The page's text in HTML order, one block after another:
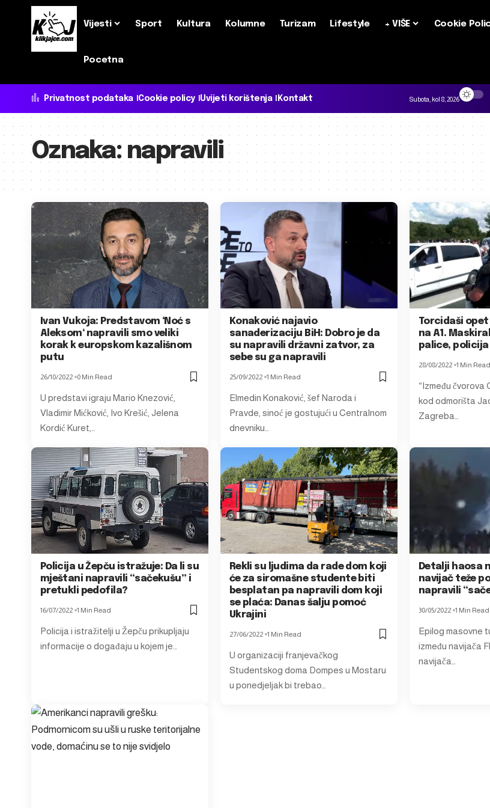
Vijesti Sport Kultura Kolumne Turizam Lifestyle + VIŠE Cookie
Pocetna
Privatnost podataka Cookie policy Uvijeti korištenja Kontakt Subota, kol 8, 2026
Oznaka: napravili
Ivan Vukoja: Predstavom ‘Noć s
Aleksom‘ napravili smo veliki
korak k europskom kazališnom
putu
26/10/2022 0 Min Read
U predstavi igraju Mario Knezović,
Vladimir Mićković, Ivo Krešić, Jelena
Kordić Kuret,…
Konaković najavio
sanaderizaciju BiH: Dobro je da
su napravili državni zatvor, za
sebe su ga napravili
25/09/2022 1 Min Read
Elmedin Konaković, šef Naroda i
Pravde, sinoć je gostujući u Centralnom
dnevniku…
Torcidaši
na A1.
palice,
28/08/2022 1 Min Read
“Između čvorova
kod odmorišta
Zagreba…
Policija u Žepču istražuje: Da li su
mještani napravili “sačekušu” i
pretukli pedofila?
16/07/2022 1 Min Read
Policija i istražitelji u Žepču prikupljaju
informacije o događaju u kojem je…
Rekli su ljudima da rade dom koji
će za siromašne studente biti
besplatan pa napravili dom koji
se plaća: Danas šalju pomoć
Ukrajini
27/06/2022 1 Min Read
U organizaciji franjevačkog
Studentskog doma Dompes u Mostaru
u ponedjeljak bi trebao…
Detalji haosa
navijač teže
napravili
30/05/2022 1 Min Read
Epilog masovne
između navijača
navijača…